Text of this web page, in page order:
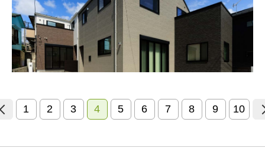
1 2 3 4 5 6 7 8 9 10